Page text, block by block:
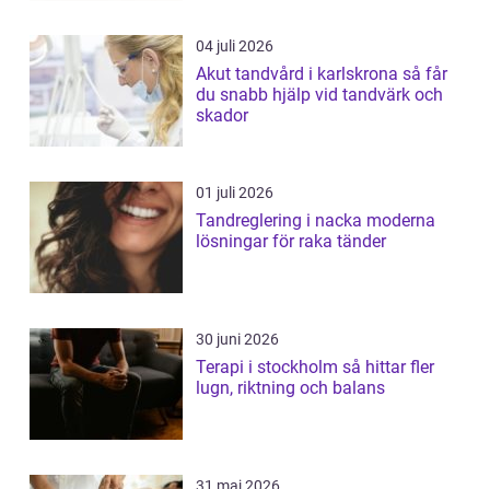
04 juli 2026
Akut tandvård i karlskrona så får
du snabb hjälp vid tandvärk och
skador
01 juli 2026
Tandreglering i nacka moderna
lösningar för raka tänder
30 juni 2026
Terapi i stockholm så hittar fler
lugn, riktning och balans